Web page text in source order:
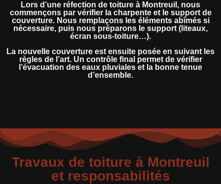
Lors d’une réfection de toiture à Montreuil, nous
commençons par vérifier la charpente et le support de
couverture. Nous remplaçons les éléments abîmés si
nécessaire, puis nous préparons le support (liteaux,
écran sous-toiture…).
La nouvelle couverture est ensuite posée en suivant les
règles de l’art. Un contrôle final permet de vérifier
l’évacuation des eaux pluviales et la bonne tenue
d’ensemble.
Travaux de toiture à Montreuil
et responsabilités